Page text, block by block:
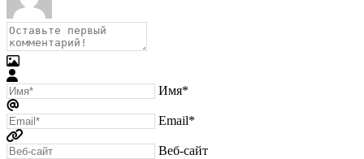
Имя*
Email*
Веб-сайт